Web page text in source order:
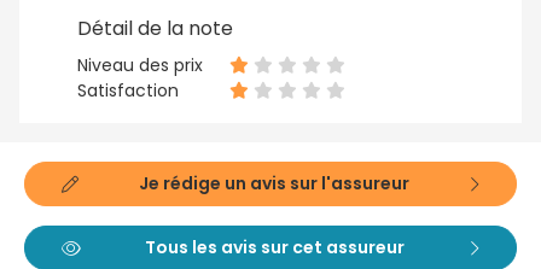
Détail de la note
Niveau des prix
Satisfaction
Je rédige un avis sur l'assureur
Tous les avis sur cet assureur